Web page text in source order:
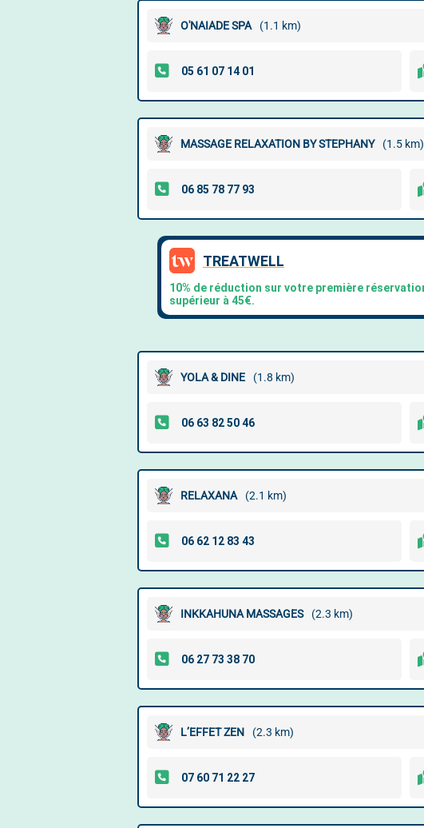
O'NAIADE SPA (1.1 km)
MASSAGE RELAXATION BY STEPHANY (1.5 km)
YOLA & DINE (1.8 km)
RELAXANA (2.1 km)
INKKAHUNA MASSAGES (2.3 km)
L’EFFET ZEN (2.3 km)